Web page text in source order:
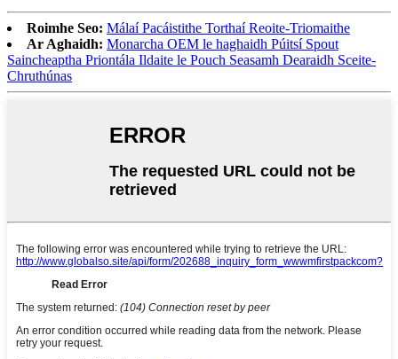
Roimhe Seo: Málaí Pacáistithe Torthaí Reoite-Triomaithe
Ar Aghaidh: Monarcha OEM le haghaidh Púitsí Spout
Saincheaptha Priontála Ildaite le Pouch Seasamh Dearaidh Sceite-
Chruthúnas